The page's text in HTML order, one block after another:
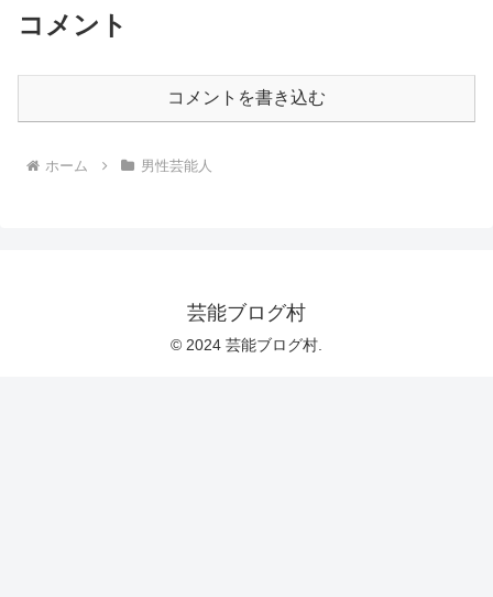
コメント
コメントを書き込む
ホーム 男性芸能人
芸能ブログ村
© 2024 芸能ブログ村.